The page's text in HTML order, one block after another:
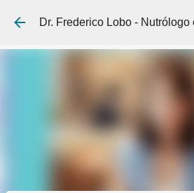
Pular para o conteúdo
Dr. Frederico Lobo - Nutrólogo